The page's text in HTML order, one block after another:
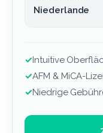
Niederlande
✓Intuitive
✓AFM & MiCA-
✓Niedrige